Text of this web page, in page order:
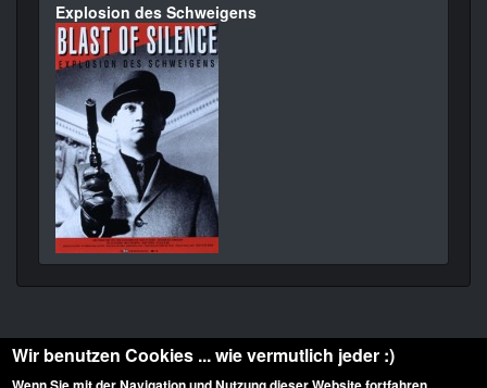
Explosion des Schweigens
Wir benutzen Cookies ... wie vermutlich jeder :)